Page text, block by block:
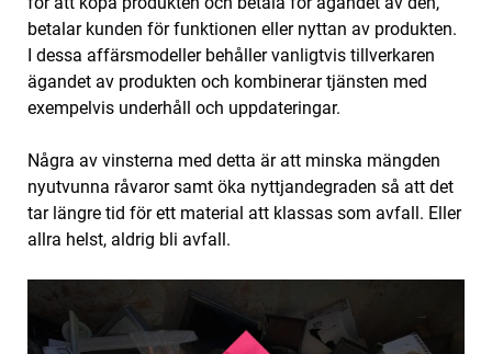
betalar kunden för funktionen eller nyttan av produkten.
I dessa affärsmodeller behåller vanligtvis tillverkaren
ägandet av produkten och kombinerar tjänsten med
exempelvis underhåll och uppdateringar.
‌Några av vinsterna med detta är att minska mängden
nyutvunna råvaror samt öka nyttjandegraden så att det
tar längre tid för ett material att klassas som avfall. Eller
allra helst, aldrig bli avfall.